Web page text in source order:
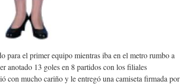
para el primer equipo mientras iba en el metro rumbo a
anotado 13 goles en 8 partidos con los filiales
con mucho cariño y le entregó una camiseta firmada por